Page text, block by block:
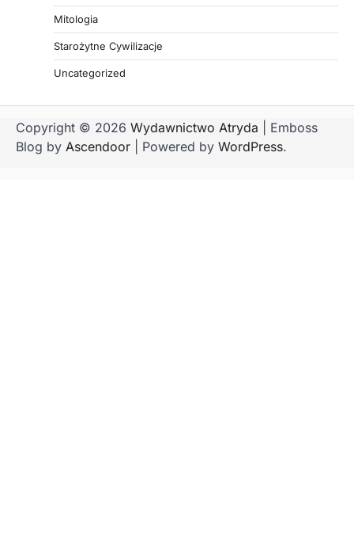
Mitologia
Starożytne Cywilizacje
Uncategorized
Copyright © 2026 Wydawnictwo Atryda | Emboss
Blog by Ascendoor | Powered by WordPress.